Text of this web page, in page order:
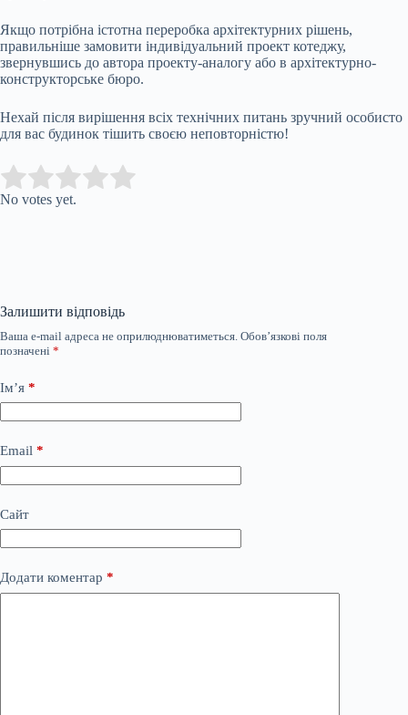
Якщо потрібна істотна переробка архітектурних рішень,
правильніше замовити індивідуальний проект котеджу,
звернувшись до автора проекту-аналогу або в архітектурно-
конструкторське бюро.
Нехай після вирішення всіх технічних питань зручний особисто
для вас будинок тішить своєю неповторністю!
Rate this item:
No votes yet.
Залишити відповідь
Ваша e-mail адреса не оприлюднюватиметься. Обов’язкові поля
позначені *
Ім’я *
Email *
Сайт
Додати коментар *